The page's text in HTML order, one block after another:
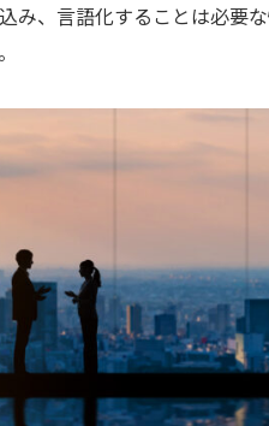
み、言語化することは必要